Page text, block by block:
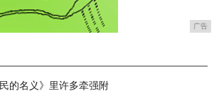
广告
民的名义》里许多牵强附